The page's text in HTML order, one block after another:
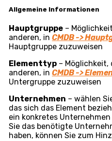
Geräte •
Betriebe •
Katalog der
betriebenen
Dienste
•